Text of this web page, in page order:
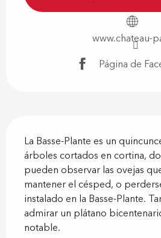
www.chateau-
Página de
La Basse-Plante es un
árboles cortados en cortina,
pueden observar las ovejas
mantener el césped, o
instalado en la Basse-Plante.
admirar un plátano
notable.